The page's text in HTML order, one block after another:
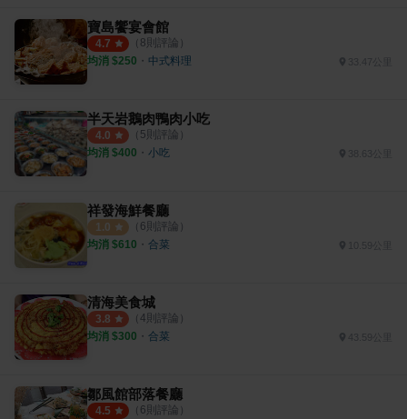
寶島饗宴會館
4.7 （ 8則評論）
均消 $250 ・ 中式料理 33.47公里
半天岩鵝肉鴨肉小吃
4.0 （ 5則評論）
均消 $400 ・ 小吃
祥發海鮮餐廳
1.0 （ 6則評論）
均消 $610 ・ 合菜 10.59公里
清海美食城
3.8 （ 4則評論）
均消 $300 ・ 合菜 43.59公里
鄒風館部落餐廳
4.5 （ 6則評論）